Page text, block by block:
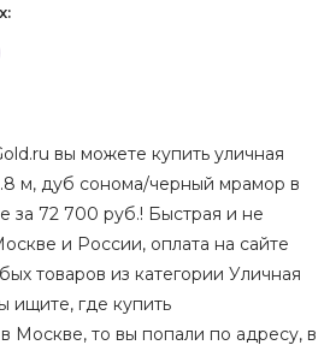
вы можете купить уличная
м, дуб сонома/черный мрамор в
за 72 700 руб.! Быстрая и не
и России, оплата на сайте
товаров из категории Уличная
ищите, где купить
Москве, то вы попали по адресу, в